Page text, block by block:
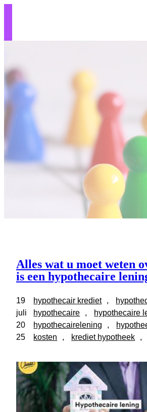
Alles wat u moet weten
is een hypothecaire
19
juli
20
25
hypothecair krediet ,
hypothecaire
, hypothecaire
hypothecairelening
,
kosten
, krediet hypotheek ,